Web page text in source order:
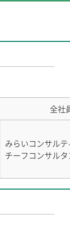
全社
みらいコンサル
チーフコンサル